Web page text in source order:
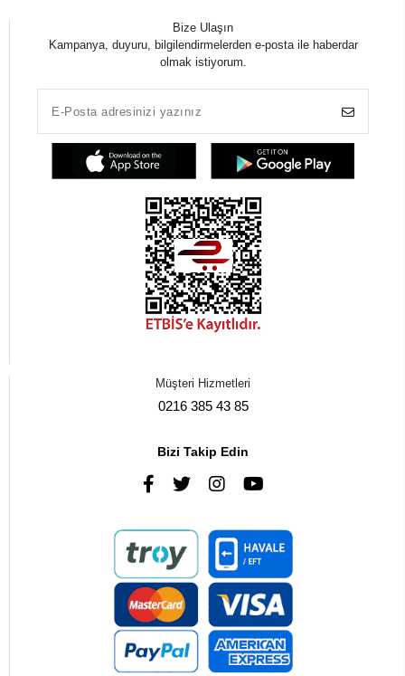
Bize Ulaşın
Kampanya, duyuru, bilgilendirmelerden e-posta ile haberdar
olmak istiyorum.
Müşteri Hizmetleri
0216 385 43 85
Bizi Takip Edin